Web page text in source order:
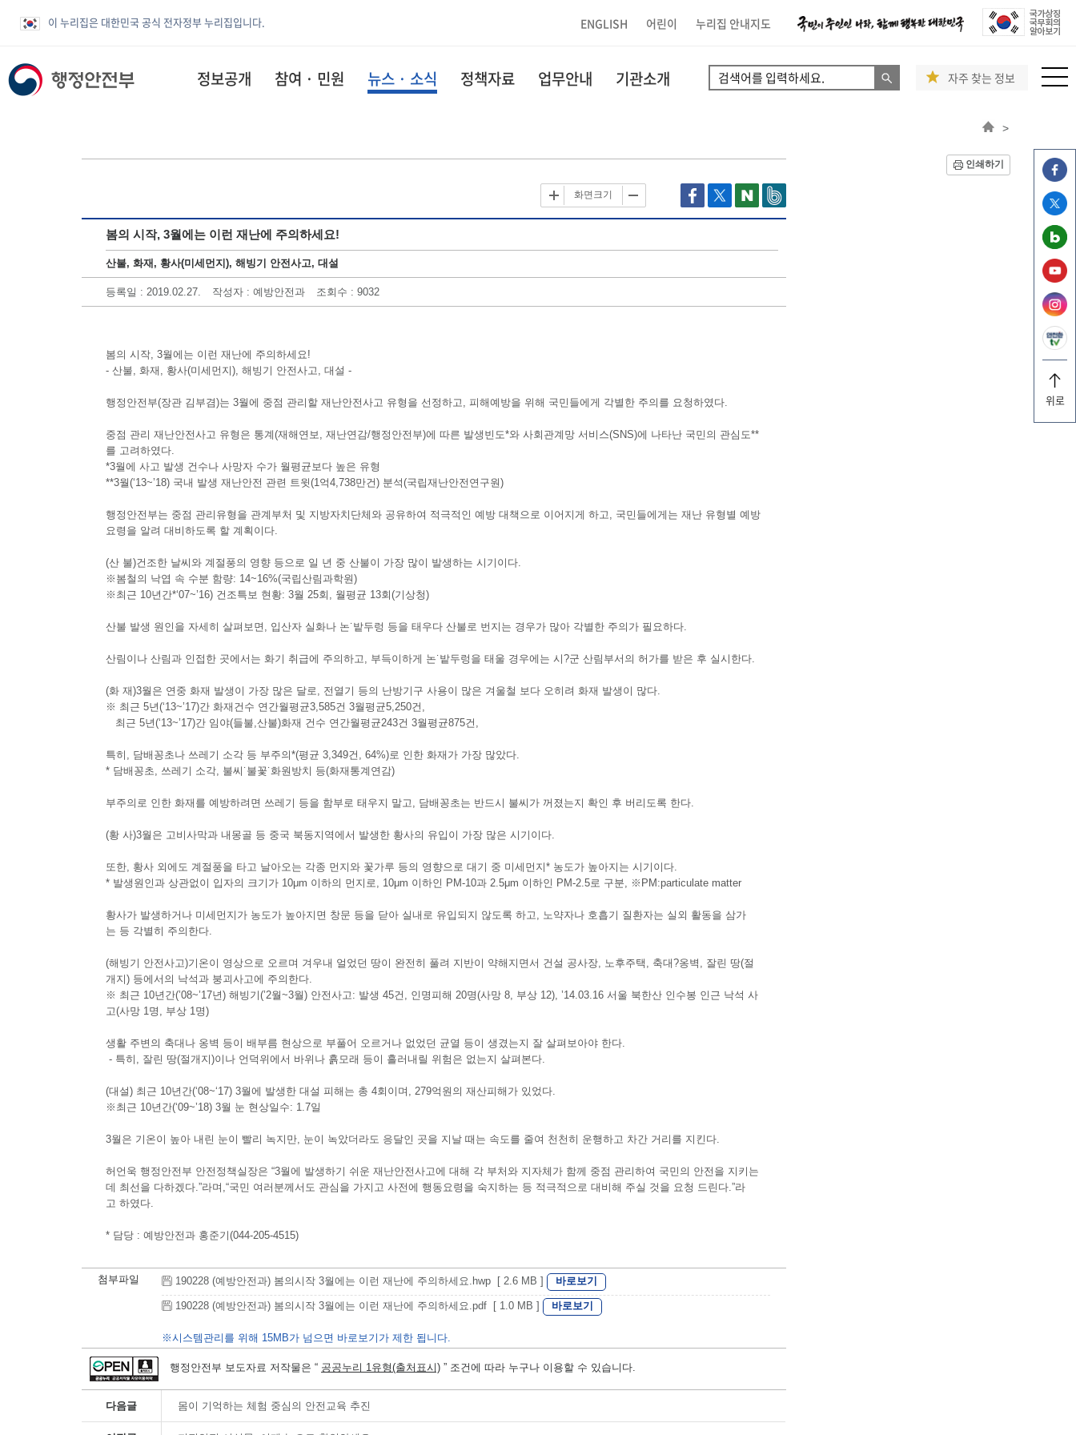
이 누리집은 대한민국 공식 전자정부 누리집입니다. ENGLISH 어린이 누리집 안내지도
위로
정보공개 참여 · 민원 뉴스 · 소식 정책자료 업무안내 기관소개 자주 찾는 정보
>
인쇄하기
화면크기
봄의 시작, 3월에는 이런 재난에 주의하세요!
산불, 화재, 황사(미세먼지), 해빙기 안전사고, 대설
등록일 : 2019.02.27. 작성자 : 예방안전과 조회수 : 9032
봄의 시작, 3월에는 이런 재난에 주의하세요!
- 산불, 화재, 황사(미세먼지), 해빙기 안전사고, 대설 -
행정안전부(장관 김부겸)는 3월에 중점 관리할 재난안전사고 유형을 선정하고, 피해예방을 위해 국민들에게 각별한 주의를 요청하였다.
중점 관리 재난안전사고 유형은 통계(재해연보, 재난연감/행정안전부)에 따른 발생빈도*와 사회관계망 서비스(SNS)에 나타난 국민의 관심도**
를 고려하였다.
*3월에 사고 발생 건수나 사망자 수가 월평균보다 높은 유형
**3월(‘13~’18) 국내 발생 재난안전 관련 트윗(1억4,738만건) 분석(국립재난안전연구원)
행정안전부는 중점 관리유형을 관계부처 및 지방자치단체와 공유하여 적극적인 예방 대책으로 이어지게 하고, 국민들에게는 재난 유형별 예방
요령을 알려 대비하도록 할 계획이다.
(산 불)건조한 날씨와 계절풍의 영향 등으로 일 년 중 산불이 가장 많이 발생하는 시기이다.
※봄철의 낙엽 속 수분 함량: 14~16%(국립산림과학원)
※최근 10년간*‘07~’16) 건조특보 현황: 3월 25회, 월평균 13회(기상청)
산불 발생 원인을 자세히 살펴보면, 입산자 실화나 논˙밭두렁 등을 태우다 산불로 번지는 경우가 많아 각별한 주의가 필요하다.
산림이나 산림과 인접한 곳에서는 화기 취급에 주의하고, 부득이하게 논˙밭두렁을 태울 경우에는 시?군 산림부서의 허가를 받은 후 실시한다.
(화 재)3월은 연중 화재 발생이 가장 많은 달로, 전열기 등의 난방기구 사용이 많은 겨울철 보다 오히려 화재 발생이 많다.
※ 최근 5년(‘13~’17)간 화재건수 연간월평균3,585건 3월평균5,250건,
최근 5년(‘13~’17)간 임야(들불,산불)화재 건수 연간월평균243건 3월평균875건,
특히, 담배꽁초나 쓰레기 소각 등 부주의*(평균 3,349건, 64%)로 인한 화재가 가장 많았다.
* 담배꽁초, 쓰레기 소각, 불씨˙불꽃˙화원방치 등(화재통계연감)
부주의로 인한 화재를 예방하려면 쓰레기 등을 함부로 태우지 말고, 담배꽁초는 반드시 불씨가 꺼졌는지 확인 후 버리도록 한다.
(황 사)3월은 고비사막과 내몽골 등 중국 북동지역에서 발생한 황사의 유입이 가장 많은 시기이다.
또한, 황사 외에도 계절풍을 타고 날아오는 각종 먼지와 꽃가루 등의 영향으로 대기 중 미세먼지* 농도가 높아지는 시기이다.
* 발생원인과 상관없이 입자의 크기가 10μm 이하의 먼지로, 10μm 이하인 PM-10과 2.5μm 이하인 PM-2.5로 구분, ※PM:particulate matter
황사가 발생하거나 미세먼지가 농도가 높아지면 창문 등을 닫아 실내로 유입되지 않도록 하고, 노약자나 호흡기 질환자는 실외 활동을 삼가
는 등 각별히 주의한다.
(해빙기 안전사고)기온이 영상으로 오르며 겨우내 얼었던 땅이 완전히 풀려 지반이 약해지면서 건설 공사장, 노후주택, 축대?옹벽, 잘린 땅(절
개지) 등에서의 낙석과 붕괴사고에 주의한다.
※ 최근 10년간(’08~’17년) 해빙기(’2월~3월) 안전사고: 발생 45건, 인명피해 20명(사망 8, 부상 12), ’14.03.16 서울 북한산 인수봉 인근 낙석 사
고(사망 1명, 부상 1명)
생활 주변의 축대나 옹벽 등이 배부름 현상으로 부풀어 오르거나 없었던 균열 등이 생겼는지 잘 살펴보아야 한다.
- 특히, 잘린 땅(절개지)이나 언덕위에서 바위나 흙모래 등이 흘러내릴 위험은 없는지 살펴본다.
(대설) 최근 10년간(‘08~‘17) 3월에 발생한 대설 피해는 총 4회이며, 279억원의 재산피해가 있었다.
※최근 10년간(‘09~’18) 3월 눈 현상일수: 1.7일
3월은 기온이 높아 내린 눈이 빨리 녹지만, 눈이 녹았더라도 응달인 곳을 지날 때는 속도를 줄여 천천히 운행하고 차간 거리를 지킨다.
허언욱 행정안전부 안전정책실장은 “3월에 발생하기 쉬운 재난안전사고에 대해 각 부처와 지자체가 함께 중점 관리하여 국민의 안전을 지키는
데 최선을 다하겠다.”라며,“국민 여러분께서도 관심을 가지고 사전에 행동요령을 숙지하는 등 적극적으로 대비해 주실 것을 요청 드린다.”라
고 하였다.
* 담당 : 예방안전과 홍준기(044-205-4515)
첨부파일 190228 (예방안전과) 봄의시작 3월에는 이런 재난에 주의하세요.hwp [ 2.6 MB ] 바로보기
190228 (예방안전과) 봄의시작 3월에는 이런 재난에 주의하세요.pdf [ 1.0 MB ] 바로보기
※시스템관리를 위해 15MB가 넘으면 바로보기가 제한 됩니다.
행정안전부 보도자료 저작물은 “ 공공누리 1유형(출처표시) ” 조건에 따라 누구나 이용할 수 있습니다.
다음글 몸이 기억하는 체험 중심의 안전교육 추진